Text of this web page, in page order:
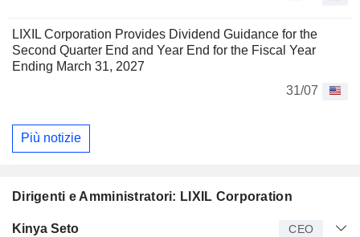
LIXIL Corporation Provides Dividend Guidance for the
Second Quarter End and Year End for the Fiscal Year
Ending March 31, 2027
31/07
Più notizie
Dirigenti e Amministratori: LIXIL Corporation
Manager Titolo
Kinya Seto CEO